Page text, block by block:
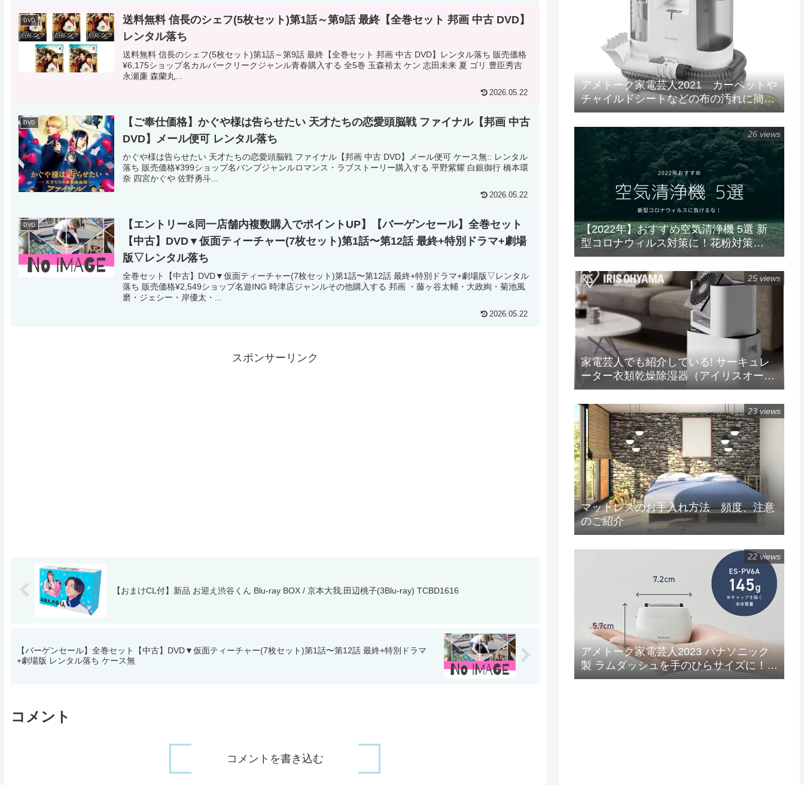
DVD
送料無料 信長のシェフ(5枚セット)第1話～第9話 最終【全巻セット 邦画 中古 DVD】
レンタル落ち
送料無料 信長のシェフ(5枚セット)第1話～第9話 最終【全巻セット 邦画 中古 DVD】レンタル落ち 販売価格
¥6,175ショップ名カルバークリークジャンル青春購入する 全5巻 玉森裕太 ケン 志田未来 夏 ゴリ 豊臣秀吉
永瀬廉 森蘭丸...
2026.05.22
DVD
【ご奉仕価格】かぐや様は告らせたい 天才たちの恋愛頭脳戦 ファイナル【邦画 中古
DVD】メール便可 レンタル落ち
かぐや様は告らせたい 天才たちの恋愛頭脳戦 ファイナル【邦画 中古 DVD】メール便可 ケース無:: レンタル
落ち 販売価格¥399ショップ名バンプジャンルロマンス・ラブストーリー購入する 平野紫耀 白銀御行 橋本環
奈 四宮かぐや 佐野勇斗...
2026.05.22
DVD
【エントリー&同一店舗内複数購入でポイントUP】【バーゲンセール】全巻セット
【中古】DVD▼仮面ティーチャー(7枚セット)第1話〜第12話 最終+特別ドラマ+劇場
版▽レンタル落ち
全巻セット【中古】DVD▼仮面ティーチャー(7枚セット)第1話〜第12話 最終+特別ドラマ+劇場版▽レンタル
落ち 販売価格¥2,549ショップ名遊ING 時津店ジャンルその他購入する 邦画 ・藤ヶ谷太輔・大政絢・菊池風
磨・ジェシー・岸優太・...
2026.05.22
スポンサーリンク
【おまけCL付】新品 お迎え渋谷くん Blu-ray BOX / 京本大我,田辺桃子(3Blu-ray) TCBD1616
【バーゲンセール】全巻セット【中古】DVD▼仮面ティーチャー(7枚セット)第1話〜第12話 最終+特別ドラマ
+劇場版 レンタル落ち ケース無
コメント
コメントを書き込む
アメトーク家電芸人2021 カーペットや
チャイルドシートなどの布の汚れに簡単
水洗い！「リンサークリーナー(RNS-
P10-W)」
【2022年】おすすめ空気清浄機 5選 新
型コロナウィルス対策に！花粉対策
に！ 楽天/Amazon/Yahoo/PayPay
26 views
家電芸人でも紹介している! サーキュレ
ーター衣類乾燥除湿器（アイリスオーヤ
マ）!!の紹介
25 views
マットレスのお手入れ方法 頻度、注意
のご紹介
23 views
アメトーク家電芸人2023 パナソニック
製 ラムダッシュを手のひらサイズに！
ラムダッシュ パームイン5枚刃(ES-
22 views